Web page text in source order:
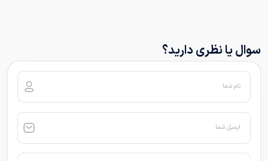
سوال یا نظری دارید؟
نام شما
ایمیل شما